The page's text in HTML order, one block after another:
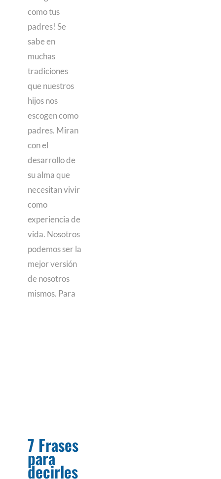
como tus
padres! Se
sabe en
muchas
tradiciones
que nuestros
hijos nos
escogen como
padres. Miran
con el
desarrollo de
su alma que
necesitan vivir
como
experiencia de
vida. Nosotros
podemos ser la
mejor versión
de nosotros
mismos. Para
7 Frases
para
decirles